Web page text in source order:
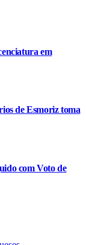
em
de Esmoriz toma
com Voto de